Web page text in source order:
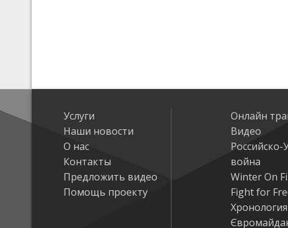
Услуги
Наши новости
О нас
Контакты
Предложить видео
Помощь проекту
Онлайн
Видео
Российско-
война
Winter On
Fight for
Хронология